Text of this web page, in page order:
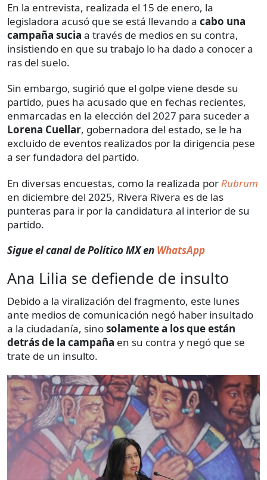
En la entrevista, realizada el 15 de enero, la
legisladora acusó que se está llevando a cabo una
campaña sucia a través de medios en su contra,
insistiendo en que su trabajo lo ha dado a conocer a
ras del suelo.
Sin embargo, sugirió que el golpe viene desde su
partido, pues ha acusado que en fechas recientes,
enmarcadas en la elección del 2027 para suceder a
Lorena Cuellar, gobernadora del estado, se le ha
excluido de eventos realizados por la dirigencia pese
a ser fundadora del partido.
En diversas encuestas, como la realizada porRubrum
en diciembre del 2025, Rivera Rivera es de las
punteras para ir por la candidatura al interior de su
partido.
Sigue el canal de Político MX en WhatsApp
Ana Lilia se defiende de insulto
Debido a la viralización del fragmento, este lunes
ante medios de comunicación negó haber insultado
a la ciudadanía, sinosolamente a los que están
detrás de la campaña en su contra y negó que se
trate de un insulto.